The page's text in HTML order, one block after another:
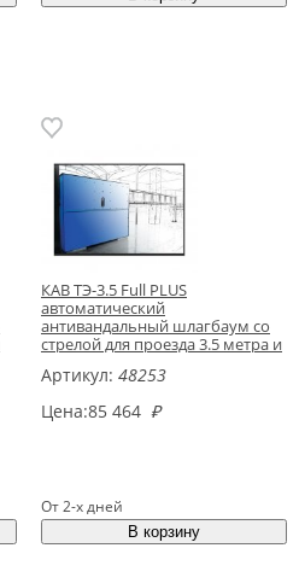
КАВ ТЭ-3.5 Full PLUS
автоматический
антивандальный шлагбаум со
стрелой для проезда 3.5 метра и
Артикул: 48253
Цена:85 464 ₽
От 2-х дней